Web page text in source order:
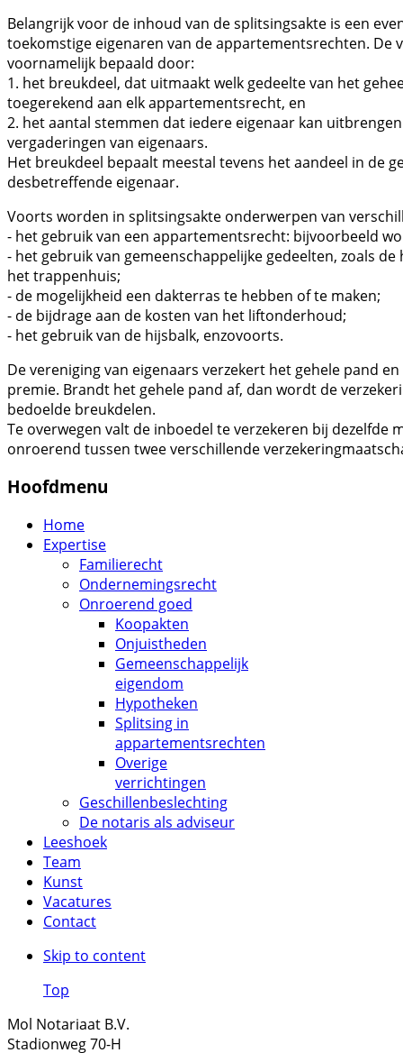
Belangrijk voor de inhoud van de splitsingsakte is een
toekomstige eigenaren van de appartementsrechten. De
voornamelijk bepaald door:
1. het breukdeel, dat uitmaakt welk gedeelte van het
toegerekend aan elk appartementsrecht, en
2. het aantal stemmen dat iedere eigenaar kan
vergaderingen van eigenaars.
Het breukdeel bepaalt meestal tevens het aandeel in de
desbetreffende eigenaar.
Voorts worden in splitsingsakte onderwerpen van
- het gebruik van een appartementsrecht: bijvoorbeeld
- het gebruik van gemeenschappelijke gedeelten, zoals de
het trappenhuis;
- de mogelijkheid een dakterras te hebben of te maken;
- de bijdrage aan de kosten van het liftonderhoud;
- het gebruik van de hijsbalk, enzovoorts.
De vereniging van eigenaars verzekert het gehele pand
premie. Brandt het gehele pand af, dan wordt de
bedoelde breukdelen.
Te overwegen valt de inboedel te verzekeren bij dezelfde
onroerend tussen twee verschillende
Hoofdmenu
Home
Expertise
Familierecht
Ondernemingsrecht
Onroerend goed
Koopakten
Onjuistheden
Gemeenschappelijk
eigendom
Hypotheken
Splitsing in
appartementsrechten
Overige
verrichtingen
Geschillenbeslechting
De notaris als adviseur
Leeshoek
Team
Kunst
Vacatures
Contact
Skip to content
Top
Mol Notariaat B.V.
Stadionweg 70-H